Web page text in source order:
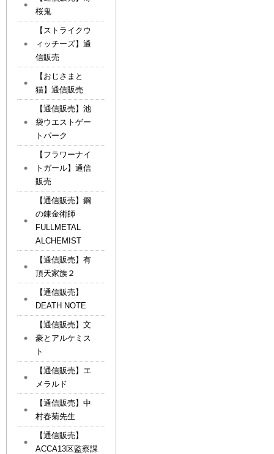
桜鬼
【ストライクウ
ィッチーズ】通
信販売
【おじさまと
猫】通信販売
【通信販売】池
袋ウエストゲー
トパーク
【フラワーナイ
トガール】通信
販売
【通信販売】鋼
の錬金術師
FULLMETAL
ALCHEMIST
【通信販売】有
頂天家族２
【通信販売】
DEATH NOTE
【通信販売】文
豪とアルケミス
ト
【通信販売】エ
メラルド
【通信販売】中
村春菊先生
【通信販売】
ACCA13区監察課